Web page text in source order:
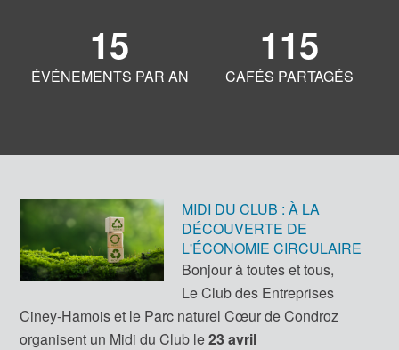
15
ÉVÉNEMENTS PAR AN
115
CAFÉS PARTAGÉS
MIDI DU CLUB : À LA
DÉCOUVERTE DE
L'ÉCONOMIE CIRCULAIRE
Bonjour à toutes et tous,
Le Club des Entreprises
Ciney-Hamois et le Parc naturel Cœur de Condroz
organisent un Midi du Club le23 avril